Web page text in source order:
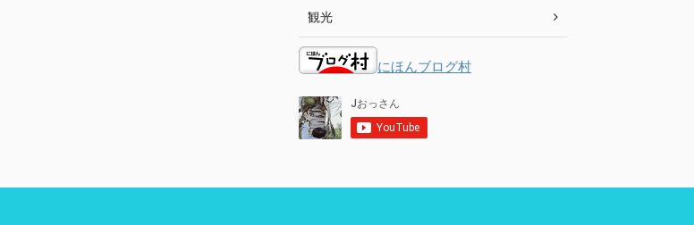
観光
にほんブログ村